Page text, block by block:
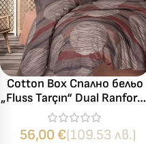
Cotton Box Спално бельо
„Fluss Tarçın“ Dual Ranforce
– 100% памук – 4 части
– за спалня
56,00 €(109.53 лв.)